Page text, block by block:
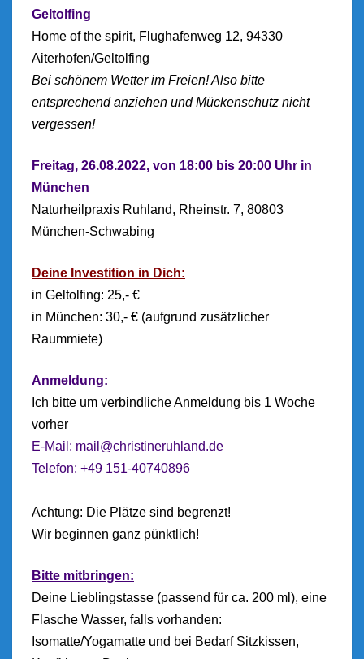
Geltolfing
Home of the spirit, Flughafenweg 12, 94330
Aiterhofen/Geltolfing
Bei schönem Wetter im Freien! Also bitte
entsprechend anziehen und Mückenschutz nicht
vergessen!
Freitag, 26.08.2022, von 18:00 bis 20:00 Uhr in
München
Naturheilpraxis Ruhland, Rheinstr. 7, 80803
München-Schwabing
Deine Investition in Dich:
in Geltolfing: 25,- €
in München: 30,- € (aufgrund zusätzlicher
Raummiete)
Anmeldung:
Ich bitte um verbindliche Anmeldung bis 1 Woche
vorher
E-Mail: mail@christineruhland.de
Telefon: +49 151-40740896
Achtung: Die Plätze sind begrenzt!
Wir beginnen ganz pünktlich!
Bitte mitbringen:
Deine Lieblingstasse (passend für ca. 200 ml), eine
Flasche Wasser, falls vorhanden:
Isomatte/Yogamatte und bei Bedarf Sitzkissen,